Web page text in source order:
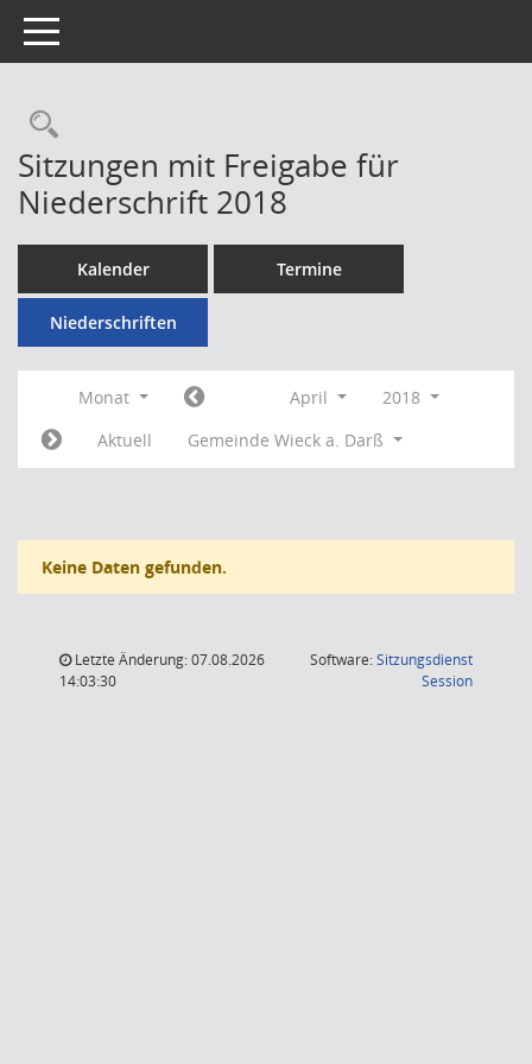
Toggle navigation
Rechercheauswahl
Sitzungen mit Freigabe für
Niederschrift 2018
Kalender Termine
Niederschriften
Monat April
2018
Aktuell
Gemeinde Wieck a. Darß
Keine Daten gefunden.
Letzte Änderung: 07.08.2026
14:03:30
Software:Sitzungsdienst
Session(Wird in